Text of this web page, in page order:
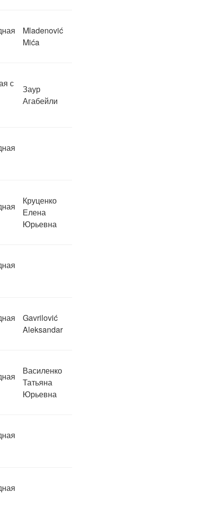
Mladenović
Mića
с
Заур
Агабейли
Круценко
Елена
Юрьевна
Gavrilović
Aleksandar
Василенко
Татьяна
Юрьевна